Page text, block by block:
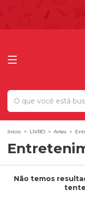
Início > LIVRO > Artes >
Não temos